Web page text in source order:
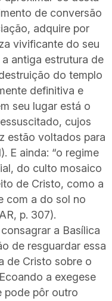
de conversão
adquire por
vivificante do seu
antiga estrutura de
do templo
definitiva e
seu lugar está o
cujos
estão voltados para
E ainda: “o regime
do culto mosaico
de Cristo, como a
com a do sol no
p. 307).
a Basílica
de resguardar essa
de Cristo sobre o
a exegese
pode pôr outro